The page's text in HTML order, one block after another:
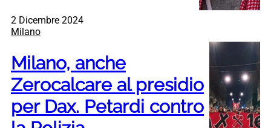
2 Dicembre 2024
Milano
Milano, anche
Zerocalcare al presidio
per Dax. Petardi contro